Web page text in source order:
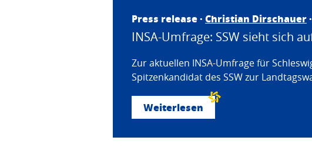
Press release · Christian Dirschauer
INSA-Umfrage: SSW sieht sich
Zur aktuellen INSA-Umfrage für
Spitzenkandidat des SSW zur
Weiterlesen